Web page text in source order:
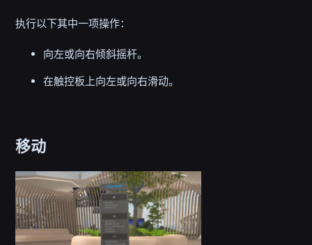
执行以下其中一项操作：
向左或向右倾斜摇杆。
在触控板上向左或向右滑动。
移动